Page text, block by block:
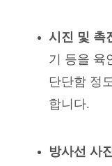
시진 및 촉
기 등을 육
단단함 정
합니다.
방사선 사